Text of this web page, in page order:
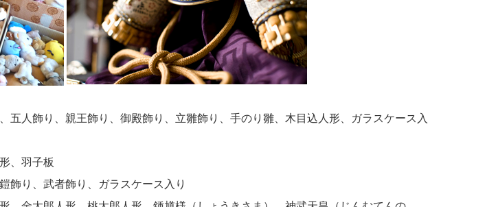
五人飾り、親王飾り、御殿飾り、立雛飾り、手のり雛、木目込人形、ガラスケース入
、羽子板
飾り、武者飾り、ガラスケース入り